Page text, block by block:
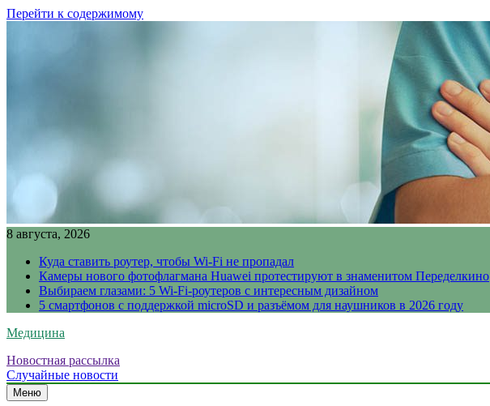
Перейти к содержимому
8 августа, 2026
Куда ставить роутер, чтобы Wi-Fi не пропадал
Камеры нового фотофлагмана Huawei протестируют в знаменитом Переделкино
Выбираем глазами: 5 Wi-Fi-роутеров с интересным дизайном
5 смартфонов с поддержкой microSD и разъёмом для наушников в 2026 году
Медицина
Новостная рассылка
Случайные новости
Меню